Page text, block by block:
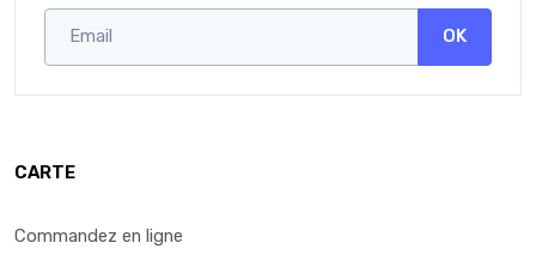
OK
CARTE
Commandez en ligne